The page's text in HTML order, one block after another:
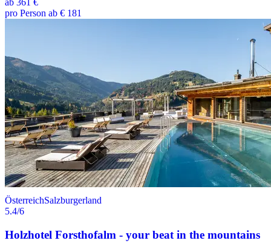
pro Person ab € 181
ÖsterreichSalzburgerland
5.4/6
Holzhotel Forsthofalm - your beat in the mountains